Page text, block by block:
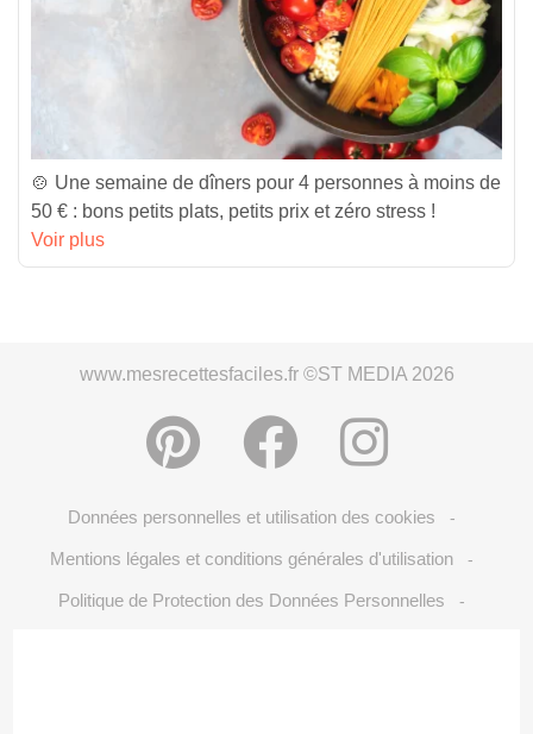
🍲 Une semaine de dîners pour 4 personnes à moins de
50 € : bons petits plats, petits prix et zéro stress !
Voir plus
www.mesrecettesfaciles.fr ©ST MEDIA 2026
Données personnelles et utilisation des cookies -
Mentions légales et conditions générales d'utilisation -
Politique de Protection des Données Personnelles -